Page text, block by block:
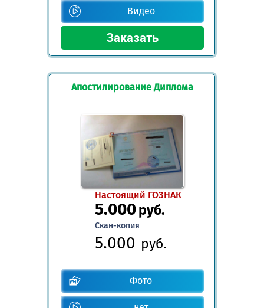
Видео
Апостилирование Диплома
Настоящий ГОЗНАК
5.000руб.
Скан-копия
5.000 руб.
Фото